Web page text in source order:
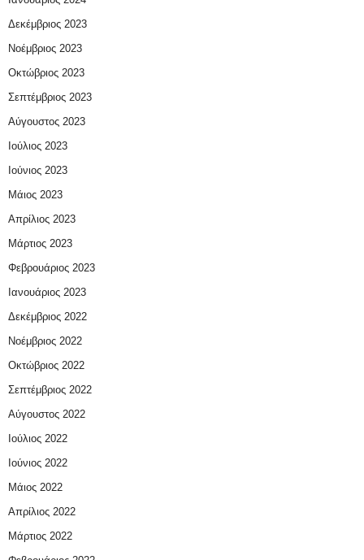
Δεκέμβριος 2023
Νοέμβριος 2023
Οκτώβριος 2023
Σεπτέμβριος 2023
Αύγουστος 2023
Ιούλιος 2023
Ιούνιος 2023
Μάιος 2023
Απρίλιος 2023
Μάρτιος 2023
Φεβρουάριος 2023
Ιανουάριος 2023
Δεκέμβριος 2022
Νοέμβριος 2022
Οκτώβριος 2022
Σεπτέμβριος 2022
Αύγουστος 2022
Ιούλιος 2022
Ιούνιος 2022
Μάιος 2022
Απρίλιος 2022
Μάρτιος 2022